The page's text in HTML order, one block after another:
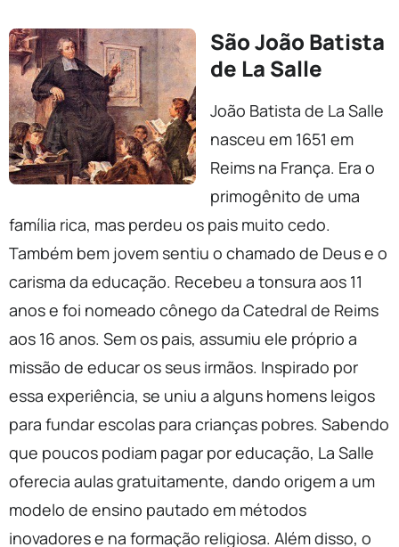
São João Batista
de La Salle
João Batista de La Salle
nasceu em 1651 em
Reims na França. Era o
primogênito de uma
família rica, mas perdeu os pais muito cedo.
Também bem jovem sentiu o chamado de Deus e o
carisma da educação. Recebeu a tonsura aos 11
anos e foi nomeado cônego da Catedral de Reims
aos 16 anos. Sem os pais, assumiu ele próprio a
missão de educar os seus irmãos. Inspirado por
essa experiência, se uniu a alguns homens leigos
para fundar escolas para crianças pobres. Sabendo
que poucos podiam pagar por educação, La Salle
oferecia aulas gratuitamente, dando origem a um
modelo de ensino pautado em métodos
inovadores e na formação religiosa. Além disso, o